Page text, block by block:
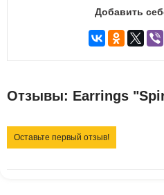
Добавить
Отзывы: Earrings
Оставьте первый отзыв!